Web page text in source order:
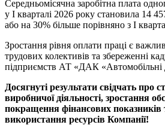
Середньомісячна заробітна плата
у І кварталі 2026 року становила 14
або на 30% більше порівняно з І
Зростання рівня оплати праці є
трудових колективів та збереженні
підприємств АТ «ДАК «Автомобільні
Досягнуті результати свідчать про
виробничої діяльності, зростання
покращення фінансових показників
використання ресурсів Компанії!